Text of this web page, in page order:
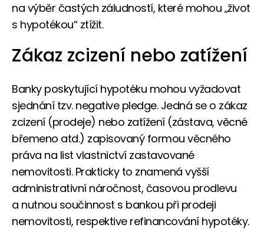
na výběr častých záludností, které mohou „život
s hypotékou“ ztížit.
Zákaz zcizení nebo zatížení
Banky poskytující hypotéku mohou vyžadovat
sjednání tzv. negative pledge. Jedná se o zákaz
zcizení (prodeje) nebo zatížení (zástava, věcné
břemeno atd.) zapisovaný formou věcného
práva na list vlastnictví zastavované
nemovitosti. Prakticky to znamená vyšší
administrativní náročnost, časovou prodlevu
a nutnou součinnost s bankou při prodeji
nemovitosti, respektive refinancování hypotéky.